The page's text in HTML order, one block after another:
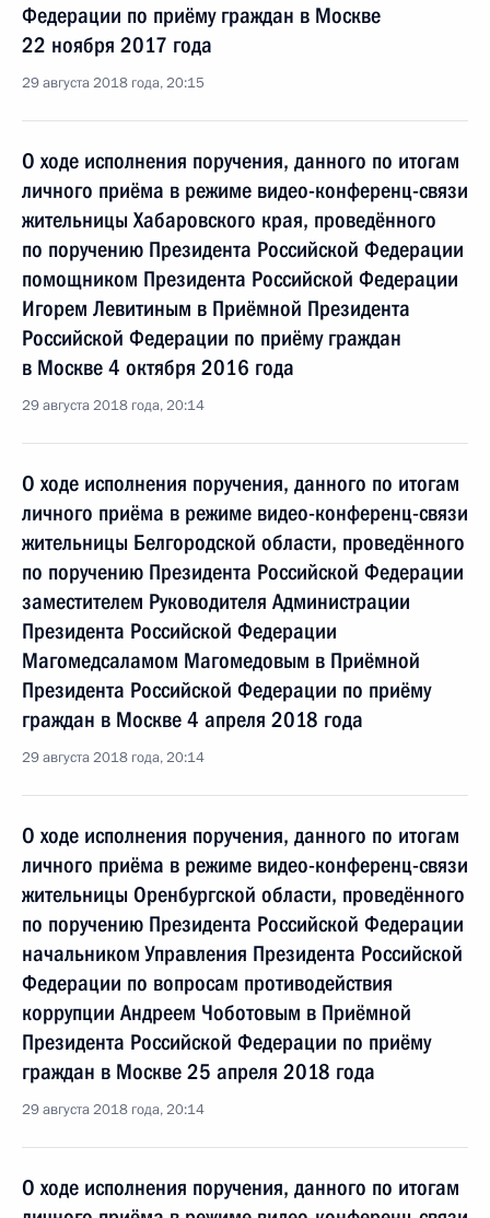
Федерации по приёму граждан в Москве
22 ноября 2017 года
29 августа 2018 года, 20:15
О ходе исполнения поручения, данного по итогам
личного приёма в режиме видео-конференц-связи
жительницы Хабаровского края, проведённого
по поручению Президента Российской Федерации
помощником Президента Российской Федерации
Игорем Левитиным в Приёмной Президента
Российской Федерации по приёму граждан
в Москве 4 октября 2016 года
29 августа 2018 года, 20:14
О ходе исполнения поручения, данного по итогам
личного приёма в режиме видео-конференц-связи
жительницы Белгородской области, проведённого
по поручению Президента Российской Федерации
заместителем Руководителя Администрации
Президента Российской Федерации
Магомедсаламом Магомедовым в Приёмной
Президента Российской Федерации по приёму
граждан в Москве 4 апреля 2018 года
29 августа 2018 года, 20:14
О ходе исполнения поручения, данного по итогам
личного приёма в режиме видео-конференц-связи
жительницы Оренбургской области, проведённого
по поручению Президента Российской Федерации
начальником Управления Президента Российской
Федерации по вопросам противодействия
коррупции Андреем Чоботовым в Приёмной
Президента Российской Федерации по приёму
граждан в Москве 25 апреля 2018 года
29 августа 2018 года, 20:14
О ходе исполнения поручения, данного по итогам